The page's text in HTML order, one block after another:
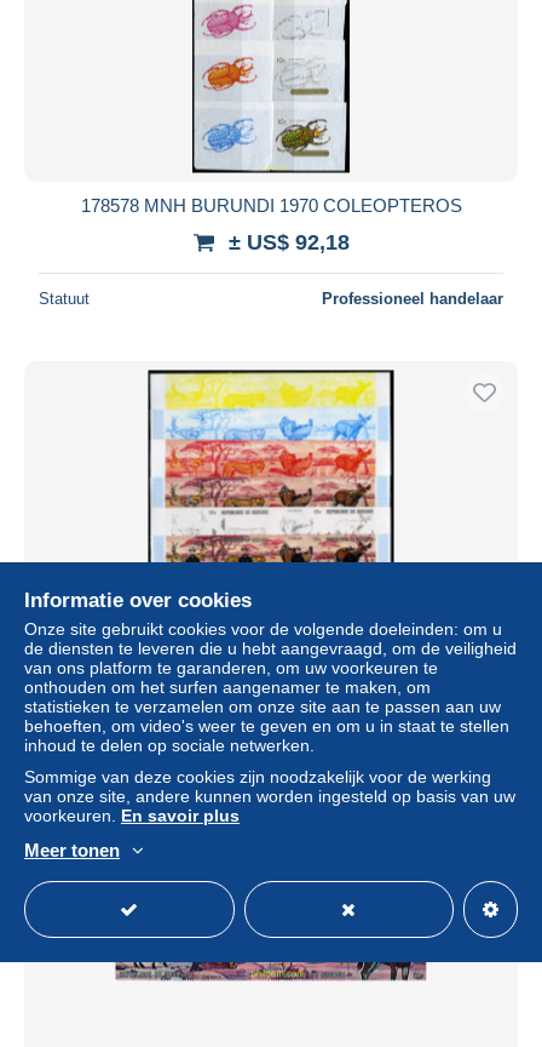
178578 MNH BURUNDI 1970 COLEOPTEROS
± US$ 92,18
Statuut Professioneel handelaar
137651 MNH BURUNDI 1971 LUCHA CONTRA EL
RACISMO
± US$ 144,03
Statuut
Informatie over cookies
Onze site gebruikt cookies voor de volgende doeleinden: om u
de diensten te leveren die u hebt aangevraagd, om de veiligheid
van ons platform te garanderen, om uw voorkeuren te
onthouden om het surfen aangenamer te maken, om
statistieken te verzamelen om onze site aan te passen aan uw
behoeften, om video's weer te geven en om u in staat te stellen
inhoud te delen op sociale netwerken.
Sommige van deze cookies zijn noodzakelijk voor de werking
van onze site, andere kunnen worden ingesteld op basis van uw
voorkeuren. En savoir plus
Meer tonen